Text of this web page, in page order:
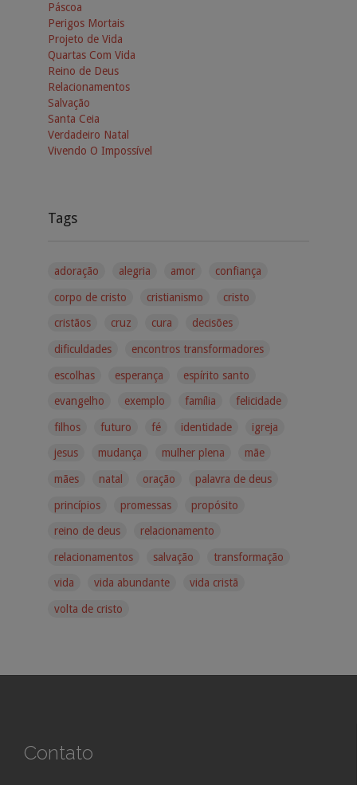
Páscoa
Perigos Mortais
Projeto de Vida
Quartas Com Vida
Reino de Deus
Relacionamentos
Salvação
Santa Ceia
Verdadeiro Natal
Vivendo O Impossível
Tags
adoração alegria amor confiança
corpo de cristo cristianismo cristo
cristãos cruz cura decisões
dificuldades encontros transformadores
escolhas esperança espírito santo
evangelho exemplo família felicidade
filhos futuro fé identidade igreja
jesus mudança mulher plena mãe
mães natal oração palavra de deus
princípios promessas propósito
reino de deus relacionamento
relacionamentos salvação transformação
vida vida abundante vida cristã
volta de cristo
Contato